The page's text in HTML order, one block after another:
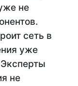
не
сеть в
уже
не